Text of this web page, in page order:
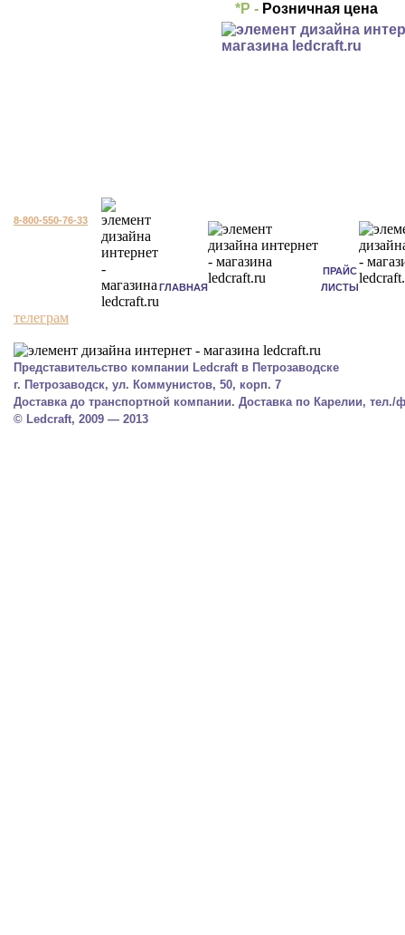
*Р - Розничная цена
8-800-550-76-33
ГЛАВНАЯ
ПРАЙС
ЛИСТЫ
телеграм
Представительство компании Ledcraft в Петрозаводске
г. Петрозаводск, ул. Коммунистов, 50, корп. 7
Доставка до транспортной компании. Доставка по Карелии, тел./
© Ledcraft, 2009 — 2013